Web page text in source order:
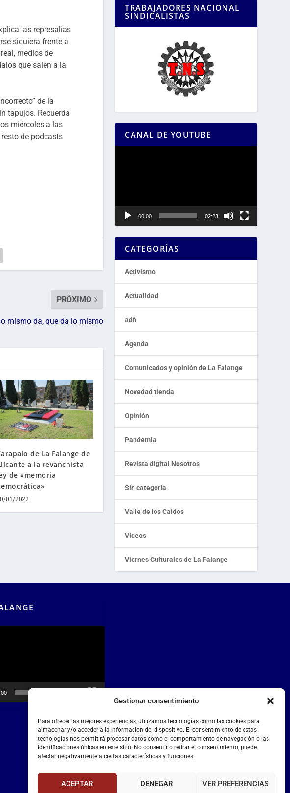
Gestionar consentimiento
Para ofrecer las mejores experiencias, utilizamos tecnologías como las cookies para
almacenar y/o acceder a la información del dispositivo. El consentimiento de estas
tecnologías nos permitirá procesar datos como el comportamiento de navegación o las
identificaciones únicas en este sitio. No consentir o retirar el consentimiento, puede
afectar negativamente a ciertas características y funciones.
ACEPTAR DENEGAR VER PREFERENCIAS
las represalias
siquiera frente a
medios de
que salen a la
de la
tapujos. Recuerda
miércoles a las
de podcasts
PRÓXIMO
mismo da, que da lo mismo
de La Falange de
a la revanchista
de «memoria
01/2022
TRABAJADORES NACIONAL
SINDICALISTAS
CANAL DE YOUTUBE
00:00 02:23
CATEGORÍAS
Activismo
Actualidad
adñ
Agenda
Comunicados y opinión de La Falange
Novedad tienda
Opinión
Pandemia
Revista digital Nosotros
Sin categoría
Valle de los Caídos
Vídeos
Viernes Culturales de La Falange